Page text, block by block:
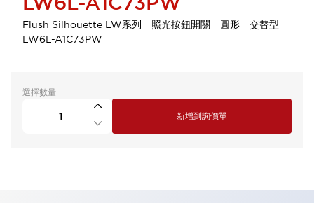
Flush Silhouette LW系列 照光按鈕開關 圓形 交替型
LW6L-A1C73PW
選擇數量
新增到詢價單